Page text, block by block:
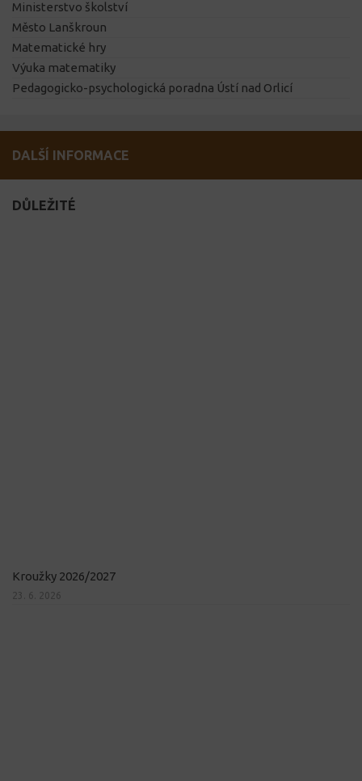
Ministerstvo školství
Město Lanškroun
Matematické hry
Výuka matematiky
Pedagogicko-psychologická poradna Ústí nad Orlicí
DALŠÍ INFORMACE
DŮLEŽITÉ
Kroužky 2026/2027
23. 6. 2026